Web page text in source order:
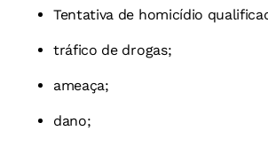
Tentativa de homicídio
tráfico de drogas;
ameaça;
dano;